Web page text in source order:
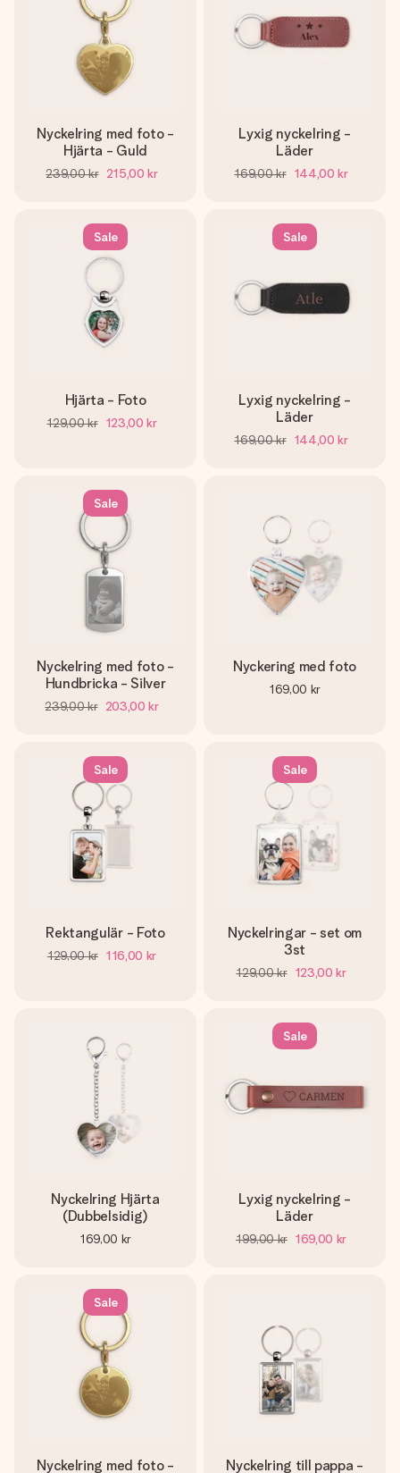
Nyckelring med foto -
Hjärta - Guld
239,00 kr 215,00 kr
Lyxig nyckelring -
Läder
169,00 kr 144,00 kr
Sale
Hjärta - Foto
129,00 kr 123,00 kr
Sale
Lyxig nyckelring -
Läder
169,00 kr 144,00 kr
Sale
Nyckelring med foto -
Hundbricka - Silver
239,00 kr 203,00 kr
Nyckering med foto
169,00 kr
Sale
Rektangulär - Foto
129,00 kr 116,00 kr
Sale
Nyckelringar - set om
3st
129,00 kr 123,00 kr
Nyckelring Hjärta
(Dubbelsidig)
169,00 kr
Sale
Lyxig nyckelring -
Läder
199,00 kr 169,00 kr
Sale
Nyckelring med foto - Nyckelring till pappa -